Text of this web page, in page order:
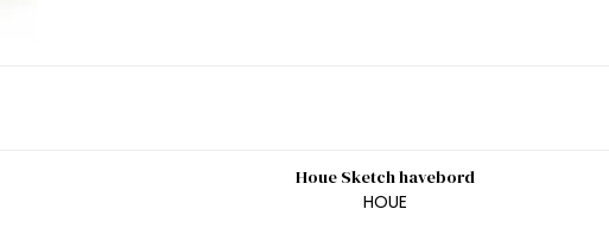
Houe Sketch havebord
HOUE